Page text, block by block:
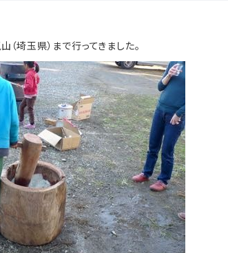
埼玉県）まで行ってきました。